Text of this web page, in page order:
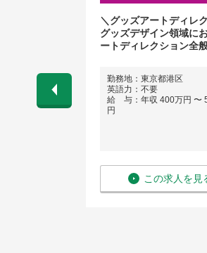
＼グッズアートディレ
グッズデザイン領域に
ートディレクション全
勤務地：東京都港区
英語力：不要
給 与：年収 400万円 〜
円
この求人を見